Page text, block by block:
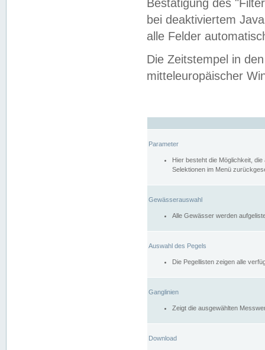
Bestätigung des
bei deaktiviertem
alle Felder
Die Zeitstempel in
mitteleuropäischer
Parameter
Hier besteht die Möglichkeit,
Selektionen im Menü
Gewässerauswahl
Alle Gewässer werden
Auswahl des Pegels
Die Pegellisten zeigen alle
Ganglinien
Zeigt die ausgewählten
Download